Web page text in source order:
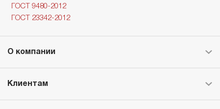
ГОСТ 9480-2012
ГОСТ 23342-2012
О компании
Клиентам